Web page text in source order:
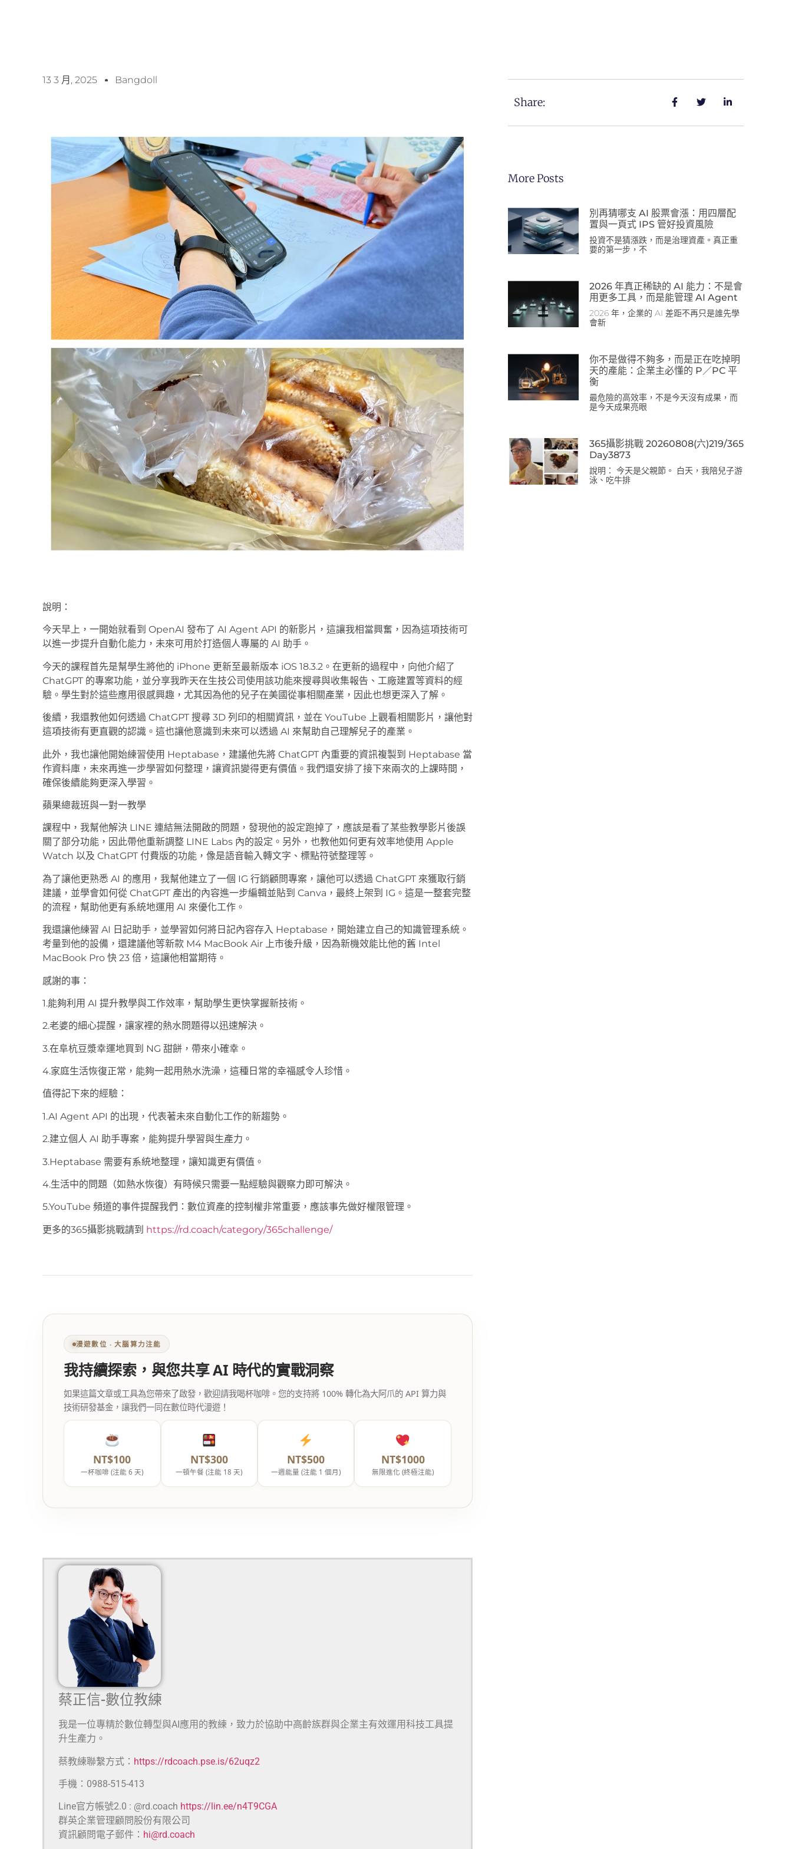
13 3 月, 2025 Bangdoll
說明：
今天早上，一開始就看到 OpenAI 發布了 AI Agent API 的新影片，這讓我相當興奮，因為這項技術可
以進一步提升自動化能力，未來可用於打造個人專屬的 AI 助手。
今天的課程首先是幫學生將他的 iPhone 更新至最新版本 iOS 18.3.2。在更新的過程中，向他介紹了
ChatGPT 的專案功能，並分享我昨天在生技公司使用該功能來搜尋與收集報告、工廠建置等資料的經
驗。學生對於這些應用很感興趣，尤其因為他的兒子在美國從事相關產業，因此也想更深入了解。
後續，我還教他如何透過 ChatGPT 搜尋 3D 列印的相關資訊，並在 YouTube 上觀看相關影片，讓他對
這項技術有更直觀的認識。這也讓他意識到未來可以透過 AI 來幫助自己理解兒子的產業。
此外，我也讓他開始練習使用 Heptabase，建議他先將 ChatGPT 內重要的資訊複製到 Heptabase 當
作資料庫，未來再進一步學習如何整理，讓資訊變得更有價值。我們還安排了接下來兩次的上課時間，
確保後續能夠更深入學習。
蘋果總裁班與一對一教學
課程中，我幫他解決 LINE 連結無法開啟的問題，發現他的設定跑掉了，應該是看了某些教學影片後誤
關了部分功能，因此帶他重新調整 LINE Labs 內的設定。另外，也教他如何更有效率地使用 Apple
Watch 以及 ChatGPT 付費版的功能，像是語音輸入轉文字、標點符號整理等。
為了讓他更熟悉 AI 的應用，我幫他建立了一個 IG 行銷顧問專案，讓他可以透過 ChatGPT 來獲取行銷
建議，並學會如何從 ChatGPT 產出的內容進一步編輯並貼到 Canva，最終上架到 IG。這是一整套完整
的流程，幫助他更有系統地運用 AI 來優化工作。
我還讓他練習 AI 日記助手，並學習如何將日記內容存入 Heptabase，開始建立自己的知識管理系統。
考量到他的設備，還建議他等新款 M4 MacBook Air 上市後升級，因為新機效能比他的舊 Intel
MacBook Pro 快 23 倍，這讓他相當期待。
感謝的事：
1.能夠利用 AI 提升教學與工作效率，幫助學生更快掌握新技術。
2.老婆的細心提醒，讓家裡的熱水問題得以迅速解決。
3.在阜杭豆漿幸運地買到 NG 甜餅，帶來小確幸。
4.家庭生活恢復正常，能夠一起用熱水洗澡，這種日常的幸福感令人珍惜。
值得記下來的經驗：
1.AI Agent API 的出現，代表著未來自動化工作的新趨勢。
2.建立個人 AI 助手專案，能夠提升學習與生產力。
3.Heptabase 需要有系統地整理，讓知識更有價值。
4.生活中的問題（如熱水恢復）有時候只需要一點經驗與觀察力即可解決。
5.YouTube 頻道的事件提醒我們：數位資產的控制權非常重要，應該事先做好權限管理。
更多的365攝影挑戰請到 https://rd.coach/category/365challenge/
漫遊數位 ‧ 大腦算力注能
我持續探索，與您共享 AI 時代的實戰洞察
如果這篇文章或工具為您帶來了啟發，歡迎請我喝杯咖啡。您的支持將 100% 轉化為大阿爪的 API 算力與
技術研發基金，讓我們一同在數位時代漫遊！
NT$100
一杯咖啡 (注能 6 天)
NT$300
一頓午餐 (注能 18 天)
NT$500
一週能量 (注能 1 個月)
NT$1000
無限進化 (終極注能)
蔡正信-數位教練
我是一位專精於數位轉型與AI應用的教練，致力於協助中高齡族群與企業主有效運用科技工具提
升生產力。
蔡教練聯繫方式： https://rdcoach.pse.is/62uqz2
手機：0988-515-413
Line官方帳號2.0 : @rd.coach https://lin.ee/n4T9CGA
群英企業管理顧問股份有限公司
資訊顧問電子郵件： hi@rd.coach
Share:
More Posts
別再猜哪支 AI 股票會漲：用四層配
置與一頁式 IPS 管好投資風險
投資不是猜漲跌，而是治理資產。真正重
要的第一步，不
2026 年真正稀缺的 AI 能力：不是會
用更多工具，而是能管理 AI Agent
2026 年，企業的 AI 差距不再只是誰先學
會新
你不是做得不夠多，而是正在吃掉明
天的產能：企業主必懂的 P／PC 平
衡
最危險的高效率，不是今天沒有成果，而
是今天成果亮眼
365攝影挑戰 20260808(六)219/365
Day3873
說明： 今天是父親節。 白天，我陪兒子游
泳、吃牛排